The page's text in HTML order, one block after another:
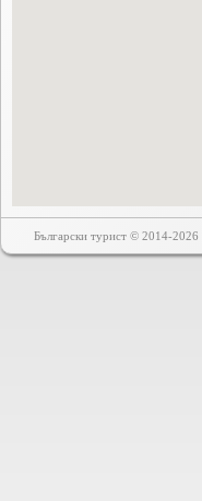
Български турист © 2014-2026